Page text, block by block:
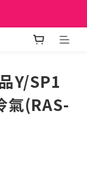
優惠價
優惠價
Y/SP1
氣(RAS-